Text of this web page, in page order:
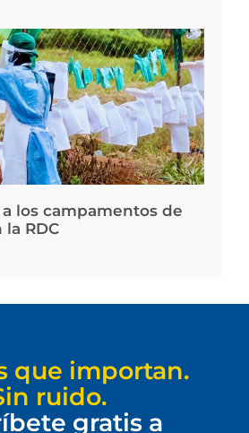
los campamentos de
RDC
que importan.
ruido.
gratis a